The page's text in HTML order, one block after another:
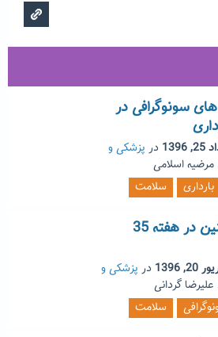
های سونوگرافی در
در پزشکی و
مرضیه اسلامی
بارداری سلامت
قد و وزن جنین در هفته 35
1396 در پزشکی و
علیرضا گردانی
سلامت